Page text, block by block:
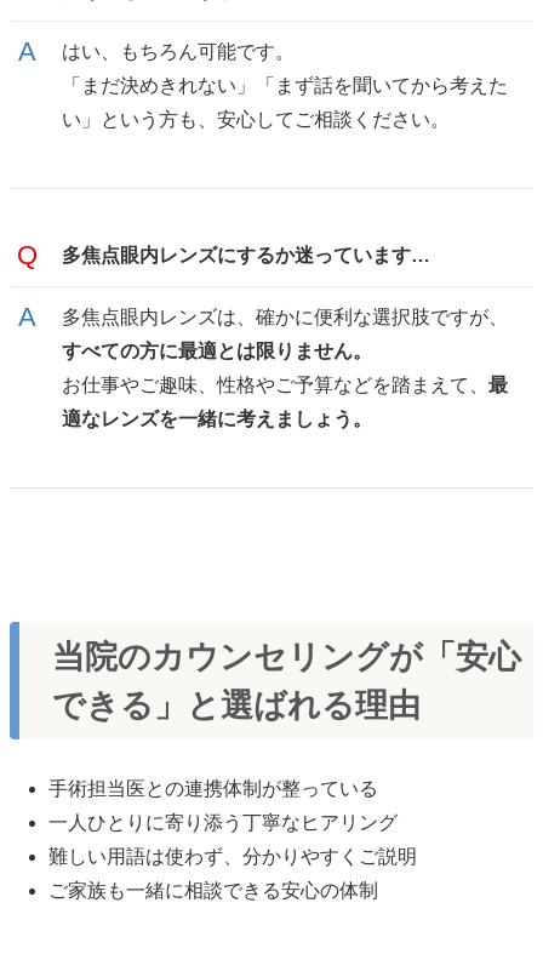
はい、もちろん可能です。
「まだ決めきれない」「まず話を聞いてから考えた
い」という方も、安心してご相談ください。
多焦点眼内レンズにするか迷っています…
多焦点眼内レンズは、確かに便利な選択肢ですが、
すべての方に最適とは限りません。
お仕事やご趣味、性格やご予算などを踏まえて、 最
適なレンズを一緒に考えましょう。
当院のカウンセリングが「安心
できる」と選ばれる理由
手術担当医との連携体制が整っている
一人ひとりに寄り添う丁寧なヒアリング
難しい用語は使わず、分かりやすくご説明
ご家族も一緒に相談できる安心の体制